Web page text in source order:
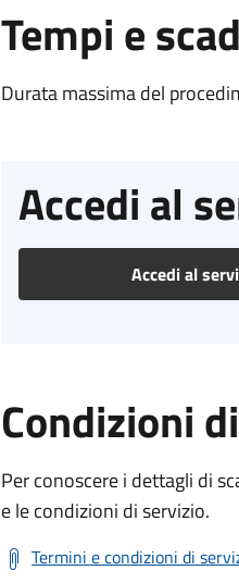
Tempi e
Durata massima del
Accedi al
Accedi al
Condizioni
Per conoscere i dettagli di
e le condizioni di servizio.
Termini e condizioni di